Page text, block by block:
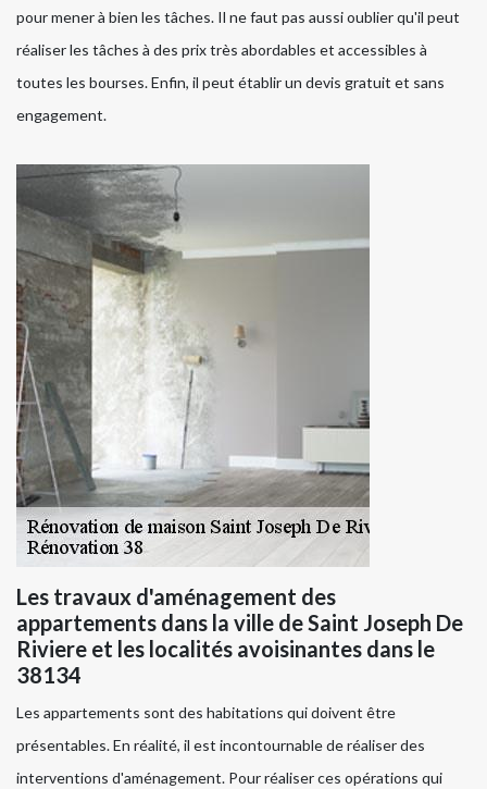
pour mener à bien les tâches. Il ne faut pas aussi oublier qu'il peut
réaliser les tâches à des prix très abordables et accessibles à
toutes les bourses. Enfin, il peut établir un devis gratuit et sans
engagement.
Les travaux d'aménagement des
appartements dans la ville de Saint Joseph De
Riviere et les localités avoisinantes dans le
38134
Les appartements sont des habitations qui doivent être
présentables. En réalité, il est incontournable de réaliser des
interventions d'aménagement. Pour réaliser ces opérations qui